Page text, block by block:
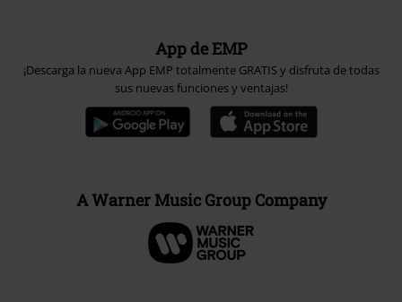
App de EMP
¡Descarga la nueva App EMP totalmente GRATIS y disfruta de todas
sus nuevas funciones y ventajas!
A Warner Music Group Company